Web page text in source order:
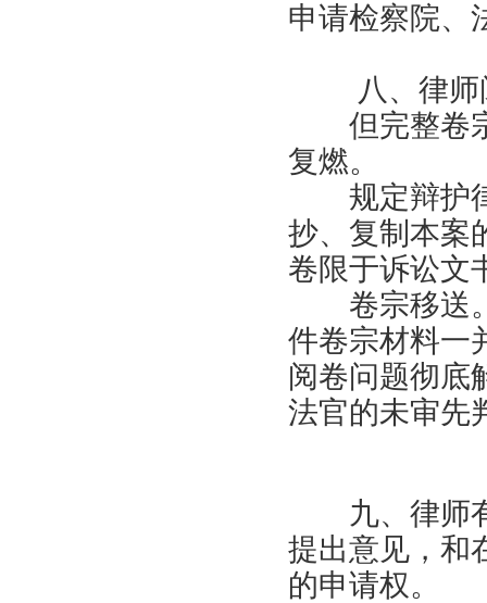
申请检察院、
八、律师
但完整卷宗
复燃。
规定辩护律
抄、复制本案
卷限于诉讼文
卷宗移送。
件卷宗材料一
阅卷问题彻底
法官的未审先
九、律师有
提出意见，和
的申请权。